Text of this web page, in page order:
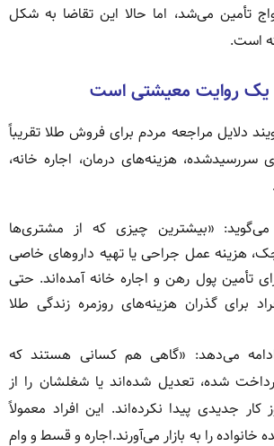
تأمین می‌شد، اما حالا این تقاضا به شکل
است.
روایت معیشتی است
دلایل مراجعه مردم برای فروش طلا تقریباً
هزینه‌های درمان، اجاره خانه،
«بیشترین چیزی که از مشتری‌ها
هزینه عمل جراحی یا تهیه داروهای خاصی
تأمین پول رهن و اجاره خانه آمده‌اند. حتی
برای گذران هزینه‌های روزمره زندگی طلا
می‌دهد: «گاهی هم کسانی هستند که
شده، تعدیل شده‌اند یا شغلشان را از
جدیدی پیدا نکرده‌اند. این افراد معمولاً
خانواده را به بازار می‌آورند.اجاره و قسط و وام